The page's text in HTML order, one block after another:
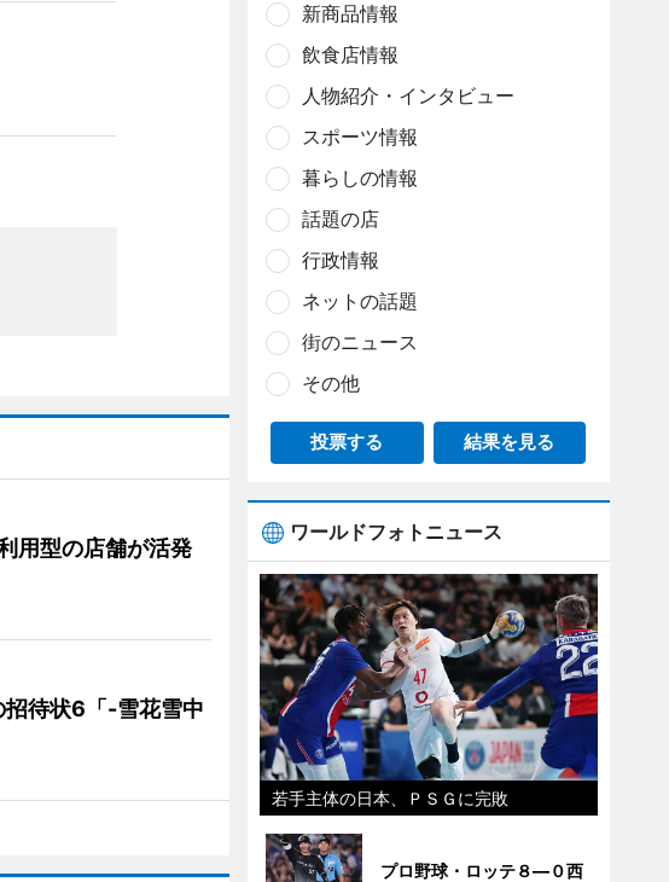
用型の店舗が活発
招待状6「-雪花雪中
新商品情報
飲食店情報
人物紹介・インタビュー
スポーツ情報
暮らしの情報
話題の店
行政情報
ネットの話題
街のニュース
その他
投票する 結果を見る
ワールドフォトニュース
若手主体の日本、ＰＳＧに完敗
プロ野球・ロッテ８―０西